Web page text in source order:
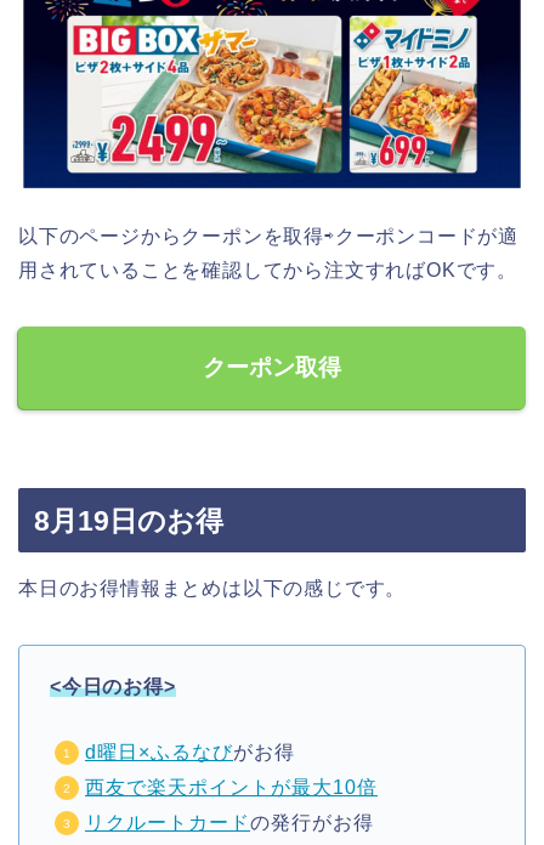
以下のページからクーポンを取得⇨クーポンコードが適
用されていることを確認してから注文すればOKです。
クーポン取得
8月19日のお得
本日のお得情報まとめは以下の感じです。
<今日のお得>
d曜日×ふるなびがお得
西友で楽天ポイントが最大10倍
リクルートカードの発行がお得